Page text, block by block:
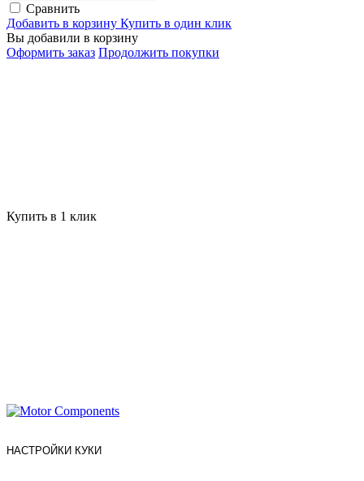
Сравнить
Добавить в корзину Купить в один клик
Вы добавили в корзину
Оформить заказ Продолжить покупки
Купить в 1 клик
НАСТРОЙКИ КУКИ